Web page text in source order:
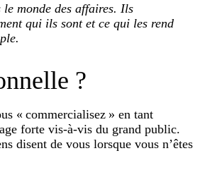
monde des affaires. Ils
qui ils sont et ce qui les rend
?
« commercialisez » en tant
forte vis-à-vis du grand public.
disent de vous lorsque vous n’êtes